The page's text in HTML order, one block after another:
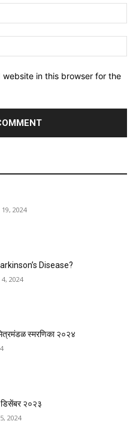
website in this browser for the
2024
Disease?
2024
स्मरणिका २०२४
२०२३
2024